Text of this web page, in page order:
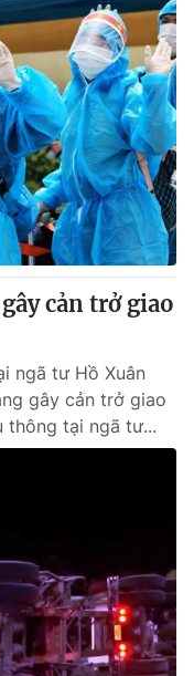
cản trở giao
ngã tư Hồ Xuân
gây cản trở giao
thông tại ngã tư...